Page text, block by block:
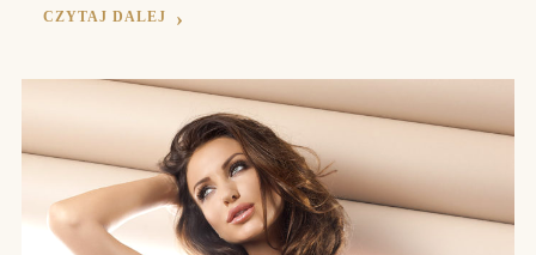
CZYTAJ DALEJ